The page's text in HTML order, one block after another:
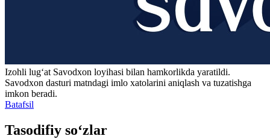
Izohli lugʻat Savodxon loyihasi bilan hamkorlikda yaratildi.
Savodxon dasturi matndagi imlo xatolarini aniqlash va tuzatishga
imkon beradi.
Batafsil
Tasodifiy so‘zlar